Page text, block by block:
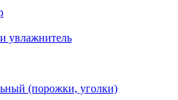
увлажнитель
(порожки, уголки)